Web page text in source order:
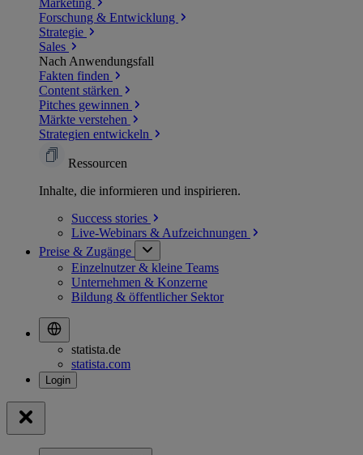
Marketing
Forschung & Entwicklung
Strategie
Sales
Nach Anwendungsfall
Fakten finden
Content stärken
Pitches gewinnen
Märkte verstehen
Strategien entwickeln
Ressourcen
Inhalte, die informieren und inspirieren.
Success stories
Live-Webinars & Aufzeichnungen
Preise & Zugänge
Einzelnutzer & kleine Teams
Unternehmen & Konzerne
Bildung & öffentlicher Sektor
statista.de
statista.com